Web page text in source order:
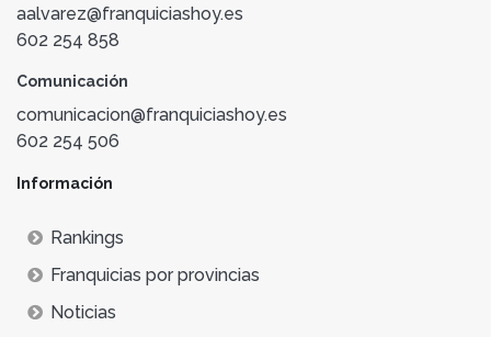
aalvarez@franquiciashoy.es
602 254 858
Comunicación
comunicacion@franquiciashoy.es
602 254 506
Información
Rankings
Franquicias por provincias
Noticias